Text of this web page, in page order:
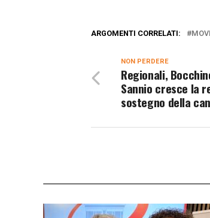
ARGOMENTI CORRELATI:
NON PERDERE
Regionali,
Sannio cresce la
sostegno della